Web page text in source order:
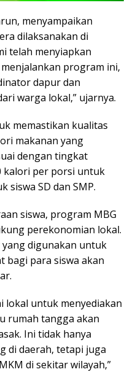
menyampaikan
dilaksanakan di
telah menyiapkan
program ini,
dapur dan
warga lokal,” ujarnya.
memastikan kualitas
makanan yang
dengan tingkat
kalori per porsi untuk
siswa SD dan SMP.
siswa, program MBG
perekonomian lokal.
digunakan untuk
bagi para siswa akan
lokal untuk menyediakan
rumah tangga akan
Ini tidak hanya
di daerah, tetapi juga
di sekitar wilayah,”